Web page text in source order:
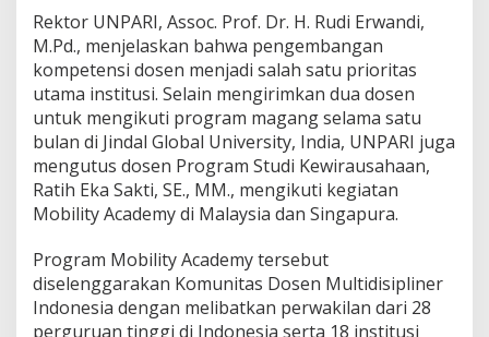
A
R
I
I
k
u
t
i
M
o
b
l
i
t
y
Rektor UNPARI, Assoc. Prof. Dr. H. Rudi Erwandi,
M.Pd., menjelaskan bahwa pengembangan
kompetensi dosen menjadi salah satu prioritas
utama institusi. Selain mengirimkan dua dosen
untuk mengikuti program magang selama satu
bulan di Jindal Global University, India, UNPARI juga
mengutus dosen Program Studi Kewirausahaan,
Ratih Eka Sakti, SE., MM., mengikuti kegiatan
Mobility Academy di Malaysia dan Singapura.
Program Mobility Academy tersebut
diselenggarakan Komunitas Dosen Multidisipliner
Indonesia dengan melibatkan perwakilan dari 28
perguruan tinggi di Indonesia serta 18 institusi